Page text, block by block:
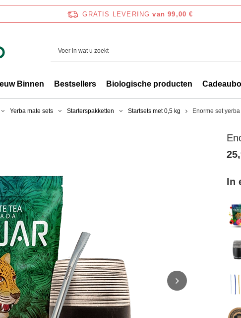
GRATIS LEVERING van 99,00 €
Binnen Bestsellers Biologische producten
Yerba mate sets Starterspakketten Startsets met 0,5 kg Enorme set
In